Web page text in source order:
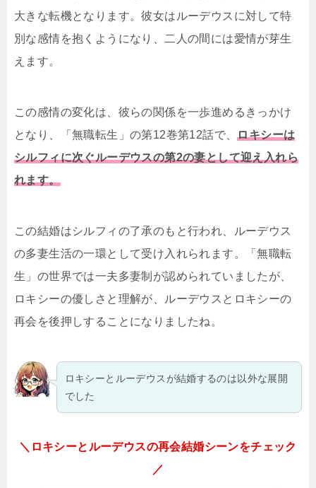
大きな転機となります。彼女はルーデウスに対して特
別な感情を抱くようになり、二人の間には愛情が芽生
えます。
この感情の変化は、彼らの関係を一歩進めるきっかけ
となり、「無職転生」の第12巻第12話で、ロキシーは
シルフィに次ぐルーデウスの第2の妻として迎え入れら
れます。
この結婚はシルフィの了承のもと行われ、ルーデウス
の多妻生活の一環として受け入れられます。「無職転
生」の世界では一夫多妻制が認められていましたが、
ロキシーの優しさと理解が、ルーデウスとロキシーの
再会を後押しすることになりましたね。
ロキシーとルーデウスが結婚するのは以外な展開
でした
＼ロキシーとルーデウスの再会結婚シーンをチェック
／